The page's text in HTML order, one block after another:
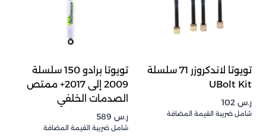
تويوتا لاندكروزر 71 سلسلة
UBolt Kit
ر.س
شامل ضريبة القيمة المضافة
تويوتا برادو 150 سلسلة
2009 إلى 2017+ ممتص
الصدمات الخلفي
ر.س
شامل ضريبة القيمة المضافة